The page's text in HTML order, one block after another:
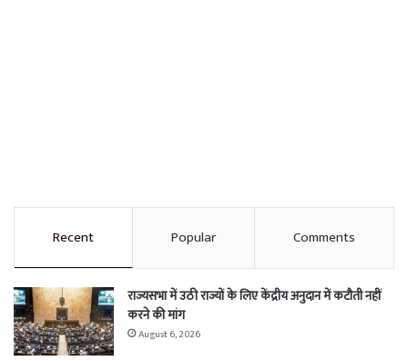
Recent Popular Comments
राज्यसभा में उठी राज्यों के लिए केंद्रीय अनुदान में कटौती नहीं
करने की मांग
August 6, 2026